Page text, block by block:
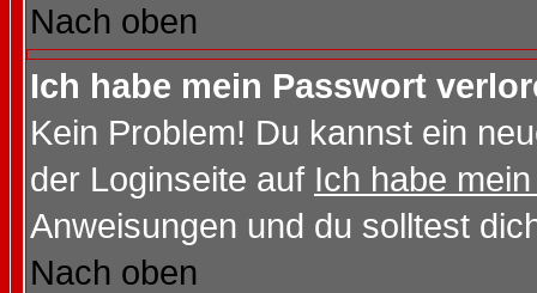
Nach oben
Ich habe mein Passwort
Kein Problem! Du kannst ein
der Loginseite auf Ich habe
Anweisungen und du solltest
Nach oben